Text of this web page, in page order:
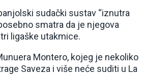
sudački sustav “iznutra
smatra da je njegova
ligaške utakmice.
Montero, kojeg je nekoliko
Saveza i više neće suditi u La